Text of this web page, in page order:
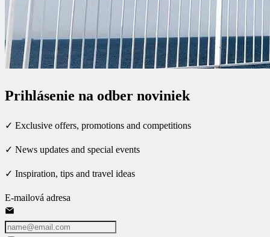
Prihlásenie na odber noviniek
✓ Exclusive offers, promotions and competitions
✓ News updates and special events
✓ Inspiration, tips and travel ideas
E-mailová adresa